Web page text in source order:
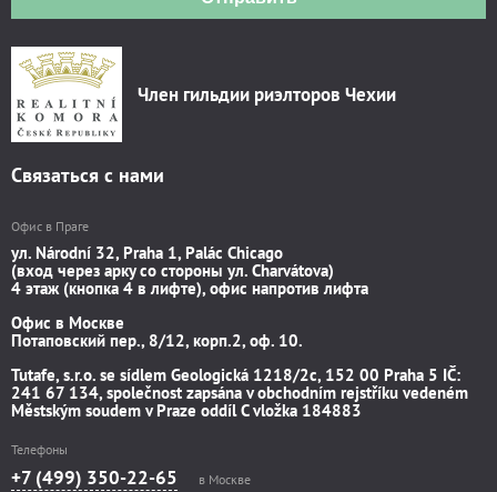
Член гильдии риэлторов Чехии
Связаться с нами
Офис в Праге
ул. Národní 32, Praha 1, Palác Chicago
(вход через арку со стороны ул. Charvátova)
4 этаж (кнопка 4 в лифте), офис напротив лифта
Офис в Москве
Потаповский пер., 8/12, корп.2, оф. 10.
Tutafe, s.r.o. se sídlem Geologická 1218/2c, 152 00 Praha 5 IČ:
241 67 134, společnost zapsána v obchodním rejstříku vedeném
Městským soudem v Praze oddíl C vložka 184883
Телефоны
+7 (499) 350-22-65 в Москве